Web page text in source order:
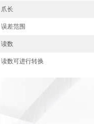
爪长
误差范围
读数
读数可进行转换